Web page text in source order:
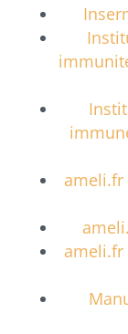
ameli.fr
ameli.fr